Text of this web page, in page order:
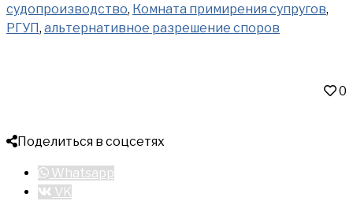
судопроизводство, Комната примирения супругов,
РГУП, альтернативное разрешение споров
0
Поделиться в соцсетях
Whatsapp
VK